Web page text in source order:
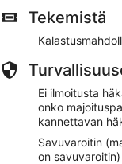
Tekemistä
Ei ilmoitusta
onko
kannettavan
Savuvaroitin
on savuvaroitin)